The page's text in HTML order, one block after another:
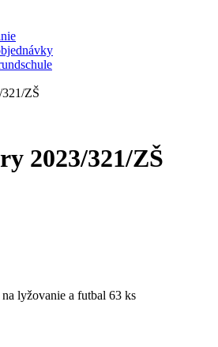
ZŠ
2023/321/ZŠ
lyžovanie a futbal 63 ks